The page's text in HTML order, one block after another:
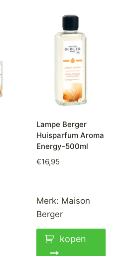
Lampe Berger
Huisparfum Aroma
Energy-500ml
€16,95
Merk: Maison
Berger
kopen